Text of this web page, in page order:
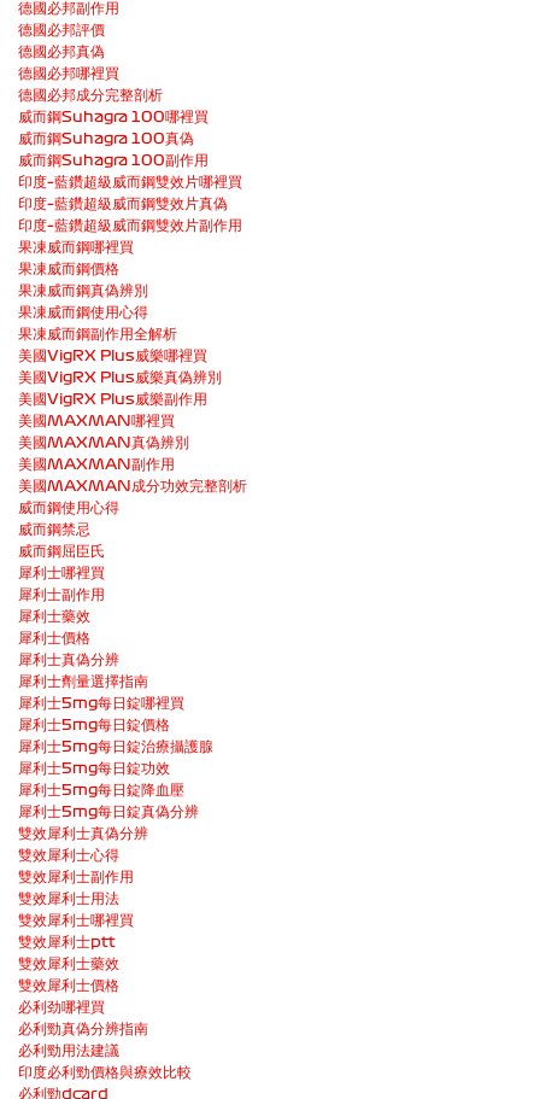
德國必邦副作用
德國必邦評價
德國必邦真偽
德國必邦哪裡買
德國必邦成分完整剖析
威而鋼Suhagra 100哪裡買
威而鋼Suhagra 100真偽
威而鋼Suhagra 100副作用
印度–藍鑽超級威而鋼雙效片哪裡買
印度–藍鑽超級威而鋼雙效片真偽
印度–藍鑽超級威而鋼雙效片副作用
果凍威而鋼哪裡買
果凍威而鋼價格
果凍威而鋼真偽辨別
果凍威而鋼使用心得
果凍威而鋼副作用全解析
美國VigRX Plus威樂哪裡買
美國VigRX Plus威樂真偽辨別
美國VigRX Plus威樂副作用
美國MAXMAN哪裡買
美國MAXMAN真偽辨別
美國MAXMAN副作用
美國MAXMAN成分功效完整剖析
威而鋼使用心得
威而鋼禁忌
威而鋼屈臣氏
犀利士哪裡買
犀利士副作用
犀利士藥效
犀利士價格
犀利士真偽分辨
犀利士劑量選擇指南
犀利士5mg每日錠哪裡買
犀利士5mg每日錠價格
犀利士5mg每日錠治療攝護腺
犀利士5mg每日錠功效
犀利士5mg每日錠降血壓
犀利士5mg每日錠真偽分辨
雙效犀利士真偽分辨
雙效犀利士心得
雙效犀利士副作用
雙效犀利士用法
雙效犀利士哪裡買
雙效犀利士ptt
雙效犀利士藥效
雙效犀利士價格
必利劲哪裡買
必利勁真偽分辨指南
必利勁用法建議
印度必利勁價格與療效比較
必利勁dcard